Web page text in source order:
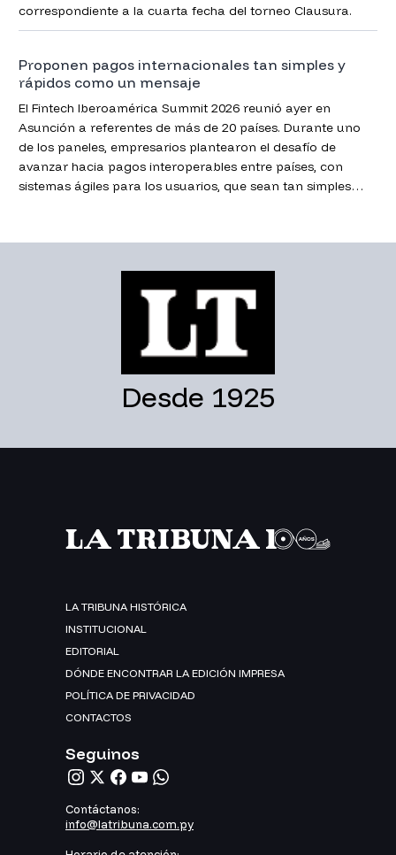
correspondiente a la cuarta fecha del torneo Clausura.
Proponen pagos internacionales tan simples y
rápidos como un mensaje
El Fintech Iberoamérica Summit 2026 reunió ayer en
Asunción a referentes de más de 20 países. Durante uno
de los paneles, empresarios plantearon el desafío de
avanzar hacia pagos interoperables entre países, con
sistemas ágiles para los usuarios, que sean tan simples
Desde 1925
LA TRIBUNA HISTÓRICA
INSTITUCIONAL
EDITORIAL
DÓNDE ENCONTRAR LA EDICIÓN IMPRESA
POLÍTICA DE PRIVACIDAD
CONTACTOS
Seguinos
Contáctanos:
info@latribuna.com.py